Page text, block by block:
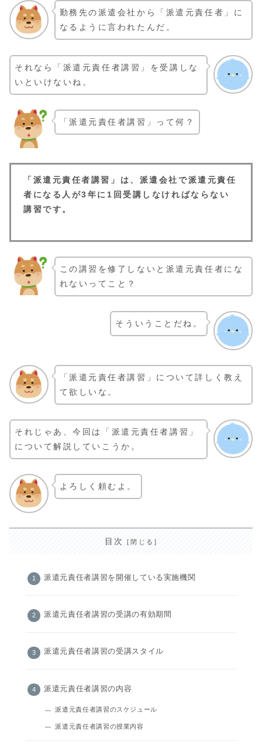
勤務先の派遣会社から「派遣元責任者」に
なるように言われたんだ。
それなら「派遣元責任者講習」を受講しな
いといけないね。
「派遣元責任者講習」って何？
「派遣元責任者講習」は、派遣会社で派遣元責任
者になる人が3年に1回受講しなければならない
講習です。
この講習を修了しないと派遣元責任者にな
れないってこと？
そういうことだね。
「派遣元責任者講習」について詳しく教え
て欲しいな。
それじゃあ、今回は「派遣元責任者講習」
について解説していこうか。
よろしく頼むよ。
目次
派遣元責任者講習を開催している実施機関
派遣元責任者講習の受講の有効期間
派遣元責任者講習の受講スタイル
派遣元責任者講習の内容
派遣元責任者講習のスケジュール
派遣元責任者講習の授業内容